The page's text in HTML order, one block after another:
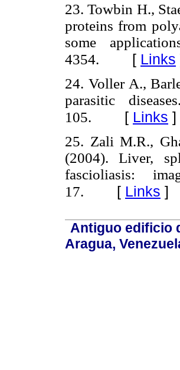
23. Towbin H.,
proteins from
some
4354. [ Links
24. Voller A.,
parasitic
105. [ Links ]
25. Zali M.R.,
(2004). Liver,
fascioliasis:
17. [ Links ]
Antiguo edificio
Aragua,